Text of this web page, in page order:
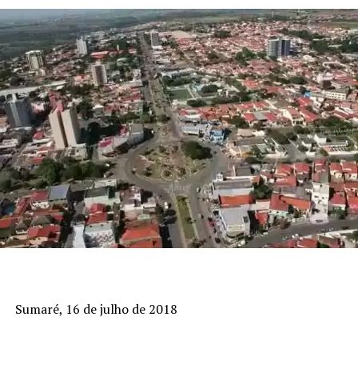
Sumaré, 16 de julho de 2018